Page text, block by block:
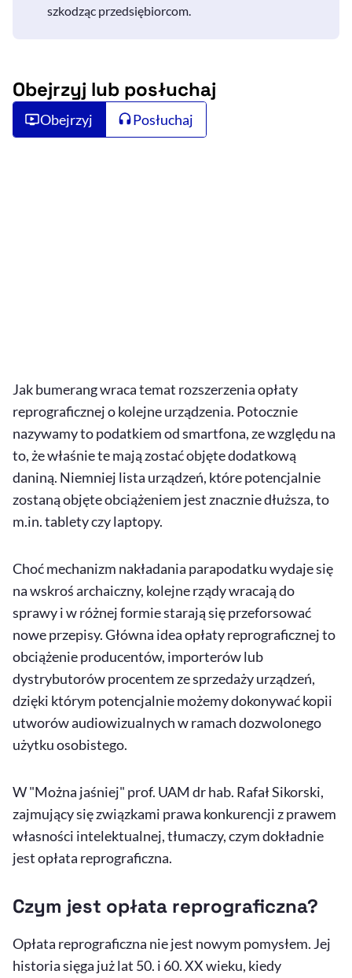
szkodząc przedsiębiorcom.
Obejrzyj lub posłuchaj
Obejrzyj Posłuchaj
Jak bumerang wraca temat rozszerzenia opłaty
reprograficznej o kolejne urządzenia. Potocznie
nazywamy to podatkiem od smartfona, ze względu na
to, że właśnie te mają zostać objęte dodatkową
daniną. Niemniej lista urządzeń, które potencjalnie
zostaną objęte obciążeniem jest znacznie dłuższa, to
m.in. tablety czy laptopy.
Choć mechanizm nakładania parapodatku wydaje się
na wskroś archaiczny, kolejne rządy wracają do
sprawy i w różnej formie starają się przeforsować
nowe przepisy. Główna idea opłaty reprograficznej to
obciążenie producentów, importerów lub
dystrybutorów procentem ze sprzedaży urządzeń,
dzięki którym potencjalnie możemy dokonywać kopii
utworów audiowizualnych w ramach dozwolonego
użytku osobistego.
W "Można jaśniej" prof. UAM dr hab. Rafał Sikorski,
zajmujący się związkami prawa konkurencji z prawem
własności intelektualnej, tłumaczy, czym dokładnie
jest opłata reprograficzna.
Czym jest opłata reprograficzna?
Opłata reprograficzna nie jest nowym pomysłem. Jej
historia sięga już lat 50. i 60. XX wieku, kiedy